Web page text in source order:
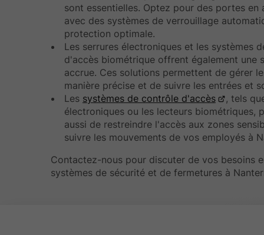
sont essentielles. Optez pour des portes en
avec des systèmes de verrouillage
protection optimale.
Les serrures électroniques et les systèmes
d'accès biométrique offrent également une
accrue. Ces solutions permettent de gérer
manière précise et de suivre les entrées et
Les systèmes de contrôle d'accès
, tels
électroniques ou les lecteurs biométriques,
aussi de restreindre l'accès aux zones
suivre les mouvements de vos employés à
Contactez-nous pour discuter de vos besoins
systèmes de sécurité et de fermetures à